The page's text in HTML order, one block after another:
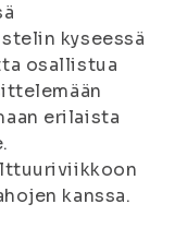
kyseessä
osallistua
erilaista
kanssa.